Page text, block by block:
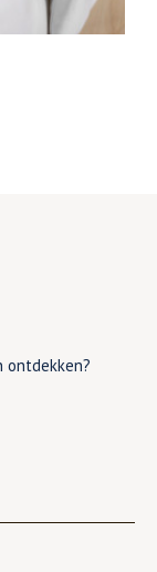
ontdekken?